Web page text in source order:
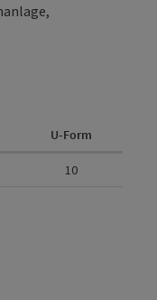
U-Form
10